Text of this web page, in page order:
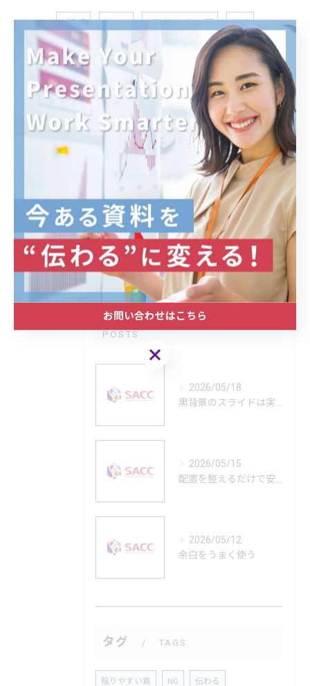
#構成 #コツ #陥りやすい罠 #NG
カテゴリー CATEGORIES
全てのカテゴリー
研修
セミナー
提案
企業
デザイン
最近の投稿
RECENT
POSTS
2026/05/18
2026/05/15
2026/05/12
余白をうまく使う
タグ TAGS
陥りやすい罠 NG 伝わる
お問い合わせはこちら
お問い合わせはこちら